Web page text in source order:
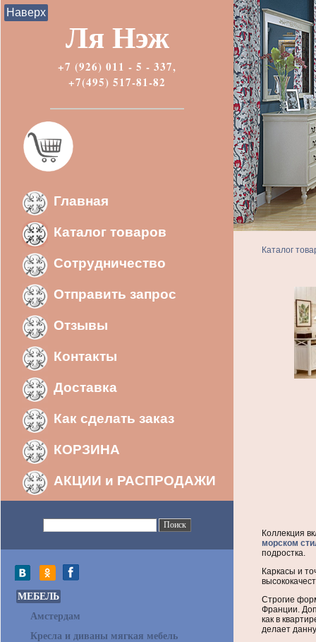
Ля Нэж
+7 (926) 011 - 5 - 337,
+7(495) 517-81-82
Главная
Каталог товаров
Сотрудничество
Отправить запрос
Отзывы
Контакты
Доставка
Как сделать заказ
КОРЗИНА
АКЦИИ и РАСПРОДАЖИ
МЕБЕЛЬ
Амстердам
Кресла и диваны мягкая мебель
Каталог
Коллекция
морском
подростка.
Каркасы и
Строгие
Франции.
как в
делает
Наверх